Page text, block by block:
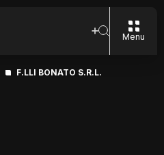
Menu
F.LLI BONATO S.R.L.